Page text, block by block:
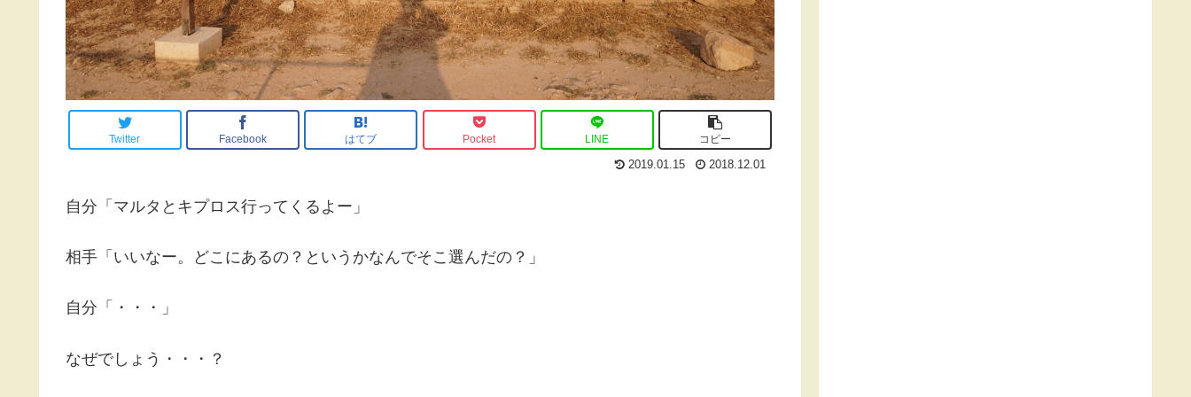
Twitter Facebook はてブ Pocket LINE コピー
2019.01.15 2018.12.01
自分「マルタとキプロス行ってくるよー」
相手「いいなー。どこにあるの？というかなんでそこ選んだの？」
自分「・・・」
なぜでしょう・・・？